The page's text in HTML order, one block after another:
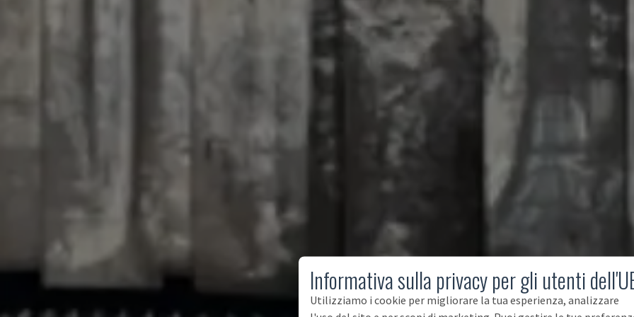
Informativa sulla privacy per gli utenti
Utilizziamo i cookie per migliorare la tua esperienza, analizzare